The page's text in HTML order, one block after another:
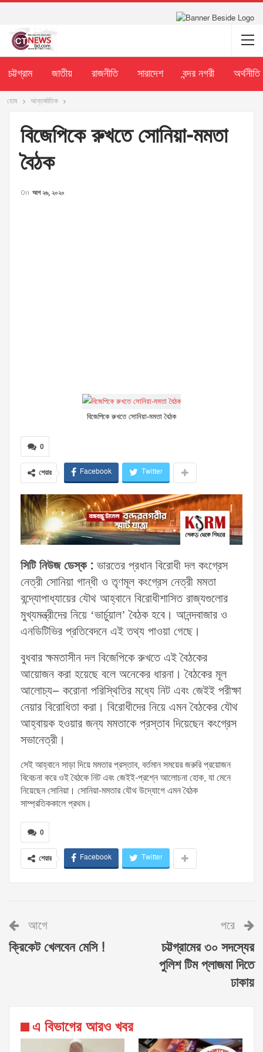
চট্টগ্রাম জাতীয় রাজনীতি সারাদেশ বন্দর নগরী অর্থনীতি
হোম আন্তর্জাতিক
বিজেপিকে রুখতে সোনিয়া-মমতা
বৈঠক
On আগ ২৬, ২০২০
বিজেপিকে রুখতে সোনিয়া-মমতা বৈঠক
0
শেয়ার Facebook Twitter
সিটি নিউজ ডেস্ক : ভারতের প্রধান বিরোধী দল কংগ্রেস
নেত্রী সোনিয়া গান্ধী ও তৃণমূল কংগ্রেস নেত্রী মমতা
বন্দ্যোপাধ্যায়ের যৌথ আহ্বানে বিরোধীশাসিত রাজ্যগুলোর
মুখ্যমন্ত্রীদের নিয়ে ‘ভার্চুয়াল’ বৈঠক হবে। আনন্দবাজার ও
এনডিটিভির প্রতিবেদনে এই তথ্য পাওয়া গেছে।
বুধবার ক্ষমতাসীন দল বিজেপিকে রুখতে এই বৈঠকের
আয়োজন করা হয়েছে বলে অনেকের ধারনা। বৈঠকের মূল
আলোচ্য– করোনা পরিস্থিতির মধ্যে নিট এবং জেইই পরীক্ষা
নেয়ার বিরোধিতা করা। বিরোধীদের নিয়ে এমন বৈঠকের যৌথ
আহ্বায়ক হওয়ার জন্য মমতাকে প্রস্তাব দিয়েছেন কংগ্রেস
সভানেত্রী।
সেই আহ্বানে সাড়া দিয়ে মমতার প্রস্তাব, বর্তমান সময়ের জরুরি প্রয়োজন
বিবেচনা করে ওই বৈঠকে নিট এবং জেইই-প্রশ্নে আলোচনা হোক, যা মেনে
নিয়েছেন সোনিয়া। সোনিয়া-মমতার যৌথ উদ্যোগে এমন বৈঠক
সাম্প্রতিককালে প্রথম।
0
শেয়ার Facebook Twitter
আগে
ক্রিকেট খেলবেন মেসি !
পরে
চট্টগ্রামের ৩০ সদস্যের
পুলিশ টিম প্লাজমা দিতে
ঢাকায়
এ বিভাগের আরও খবর